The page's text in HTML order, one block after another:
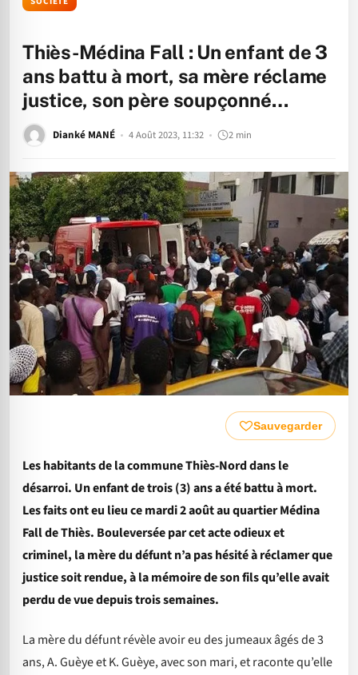
Thiès-Médina Fall : Un enfant de 3
ans battu à mort, sa mère réclame
justice, son père soupçonné…
Dianké MANÉ 4 Août 2023, 11:32 2 min
Sauvegarder
Les habitants de la commune Thiès-Nord dans le
désarroi. Un enfant de trois (3) ans a été battu à mort.
Les faits ont eu lieu ce mardi 2 août au quartier Médina
Fall de Thiès. Bouleversée par cet acte odieux et
criminel, la mère du défunt n’a pas hésité à réclamer que
justice soit rendue, à la mémoire de son fils qu’elle avait
perdu de vue depuis trois semaines.
La mère du défunt révèle avoir eu des jumeaux âgés de 3
ans, A. Guèye et K. Guèye, avec son mari, et raconte qu’elle